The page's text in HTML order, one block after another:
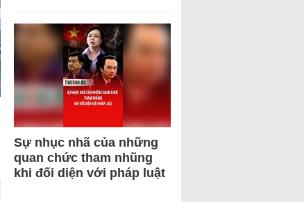
Sự nhục nhã của những
quan chức tham nhũng
khi đối diện với pháp luật